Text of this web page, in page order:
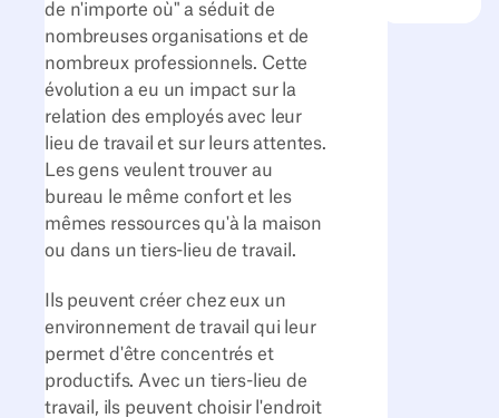
de n'importe où" a séduit de
nombreuses organisations et de
nombreux professionnels. Cette
évolution a eu un impact sur la
relation des employés avec leur
lieu de travail et sur leurs attentes.
Les gens veulent trouver au
bureau le même confort et les
mêmes ressources qu'à la maison
ou dans un tiers-lieu de travail.
Ils peuvent créer chez eux un
environnement de travail qui leur
permet d'être concentrés et
productifs. Avec un tiers-lieu de
travail, ils peuvent choisir l'endroit